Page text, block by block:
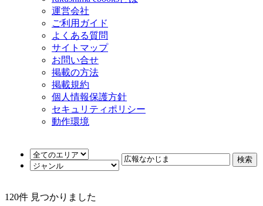
運営会社
ご利用ガイド
よくある質問
サイトマップ
お問い合せ
掲載の方法
掲載規約
個人情報保護方針
セキュリティポリシー
動作環境
120件 見つかりました